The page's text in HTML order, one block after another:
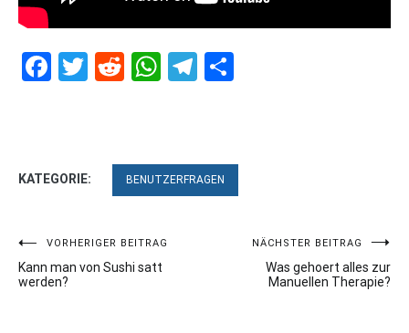
Facebook
Twitter
RedditWhatsApp
Telegram
KATEGORIE: BENUTZERFRAGEN
Beitragsnavigation
VORHERIGER BEITRAG
Kann man von Sushi satt
werden?
NÄCHSTER BEITRAG
Was gehoert alles zur
Manuellen Therapie?